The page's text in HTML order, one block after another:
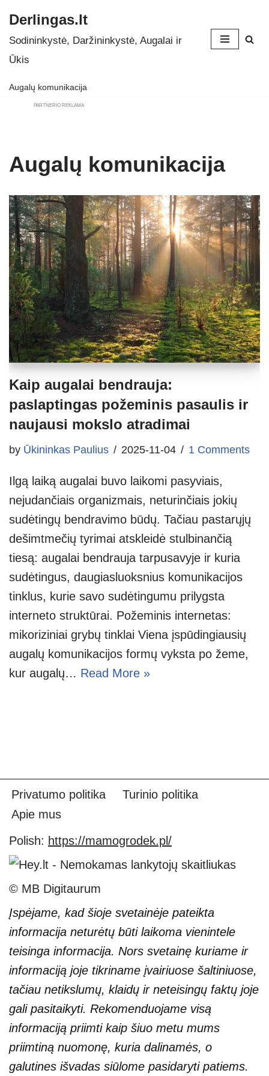
Skip
to
Derlingas.lt
Sodininkystė, Daržininkystė, Augalai ir
Ūkis
Augalų komunikacija
PARTNERIO REKLAMA
Augalų komunikacija
Kaip augalai bendrauja:
paslaptingas požeminis pasaulis ir
naujausi mokslo atradimai
by Ūkininkas Paulius 2025-11-04 1 Comments
Ilgą laiką augalai buvo laikomi pasyviais,
nejudančiais organizmais, neturinčiais jokių
sudėtingų bendravimo būdų. Tačiau pastarųjų
dešimtmečių tyrimai atskleidė stulbinančią
tiesą: augalai bendrauja tarpusavyje ir kuria
sudėtingus, daugiasluoksnius komunikacijos
tinklus, kurie savo sudėtingumu prilygsta
interneto struktūrai. Požeminis internetas:
mikoriziniai grybų tinklai Viena įspūdingiausių
augalų komunikacijos formų vyksta po žeme,
kur augalų… Read More »
Privatumo politika
Turinio politika
Apie mus
Polish: https://mamogrodek.pl/
© MB Digitaurum
Įspėjame, kad šioje svetainėje pateikta
informacija neturėtų būti laikoma vienintele
teisinga informacija. Nors svetainę kuriame ir
informaciją joje tikriname įvairiuose šaltiniuose,
tačiau netikslumų, klaidų ir neteisingų faktų joje
gali pasitaikyti. Rekomenduojame visą
informaciją priimti kaip šiuo metu mums
priimtiną nuomonę, kuria dalinamės, o
galutines išvadas siūlome pasidaryti patiems.